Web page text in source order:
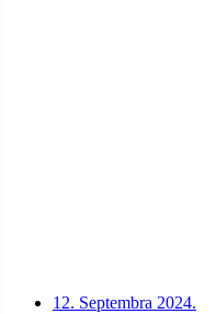
12. Septembra 2024.